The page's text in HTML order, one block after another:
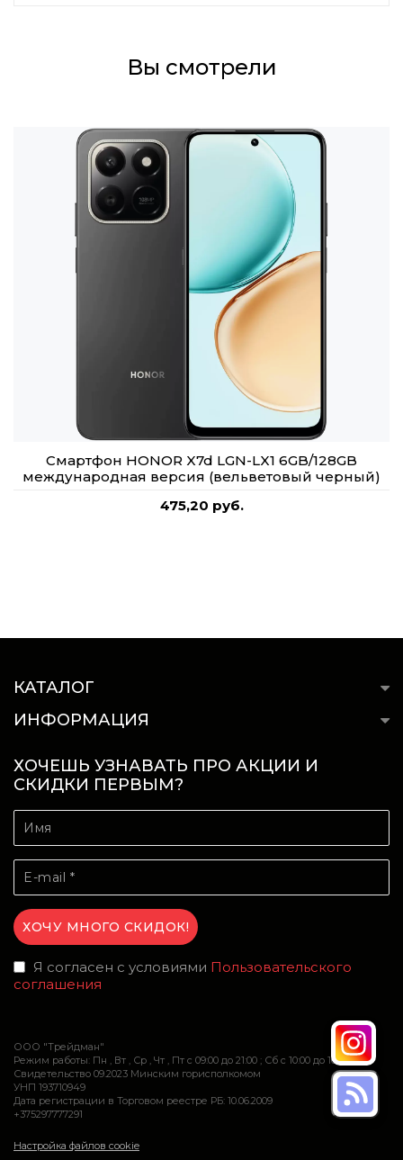
Вы смотрели
Смартфон HONOR X7d LGN-LX1 6GB/128GB
международная версия (вельветовый черный)
475,20 руб.
КАТАЛОГ
ИНФОРМАЦИЯ
ХОЧЕШЬ УЗНАВАТЬ ПРО АКЦИИ И
СКИДКИ ПЕРВЫМ?
Я согласен с условиями Пользовательского
соглашения
ООО "Трейдман"
Режим работы: Пн , Вт , Ср , Чт , Пт c 09:00 до 21:00 ; Сб c 10:00 до 16:00
Свидетельство 09.2023 Минским горисполкомом
УНП 193710949
Дата регистрации в Торговом реестре РБ: 10.06.2009
+375297777291
Настройка файлов cookie